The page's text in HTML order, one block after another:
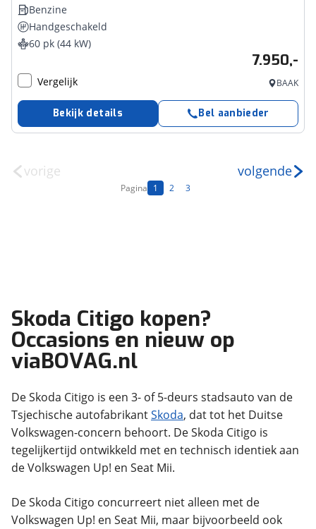
Benzine
Handgeschakeld
60 pk (44 kW)
7.950,-
Vergelijk BAAK
Bekijk details Bel aanbieder
vorige
Pagina 1 2 3
volgende
Skoda Citigo kopen?
Occasions en nieuw op
viaBOVAG.nl
De Skoda Citigo is een 3- of 5-deurs stadsauto van de
Tsjechische autofabrikantSkoda, dat tot het Duitse
Volkswagen-concern behoort. De Skoda Citigo is
tegelijkertijd ontwikkeld met en technisch identiek aan
de Volkswagen Up! en Seat Mii.
De Skoda Citigo concurreert niet alleen met de
Volkswagen Up! en Seat Mii, maar bijvoorbeeld ook